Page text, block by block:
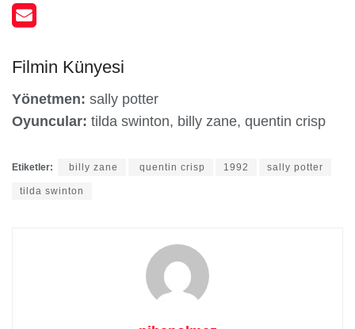
Filmin Künyesi
Yönetmen: sally potter
Oyuncular: tilda swinton, billy zane, quentin crisp
Etiketler: billy zane quentin crisp 1992 sally potter
tilda swinton